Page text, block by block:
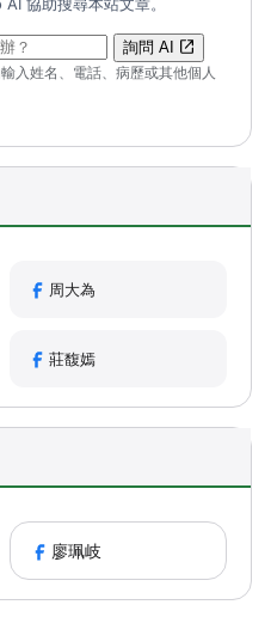
言問題；送出後會開啟 Felo
詢問 AI
入姓名、電話、病歷或其他個人
周大為
莊馥嫣
廖珮岐